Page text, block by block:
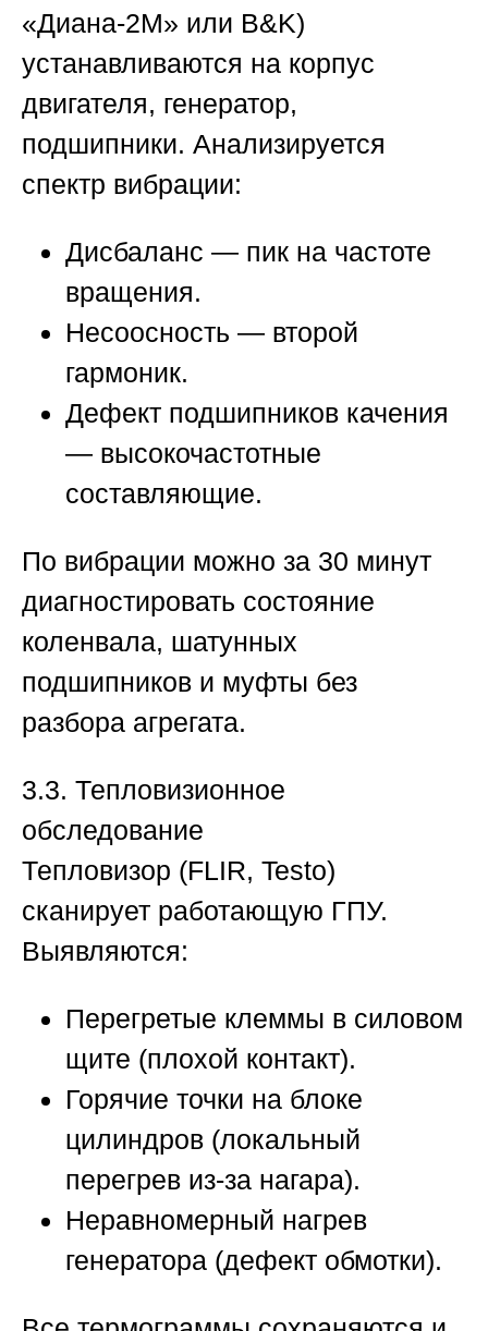
«Диана-2М» или B&K)
устанавливаются на корпус
двигателя, генератор,
подшипники. Анализируется
спектр вибрации:
Дисбаланс — пик на частоте
вращения.
Несоосность — второй
гармоник.
Дефект подшипников качения
— высокочастотные
составляющие.
По вибрации можно за 30 минут
диагностировать состояние
коленвала, шатунных
подшипников и муфты без
разбора агрегата.
3.3. Тепловизионное
обследование
Тепловизор (FLIR, Testo)
сканирует работающую ГПУ.
Выявляются:
Перегретые клеммы в силовом
щите (плохой контакт).
Горячие точки на блоке
цилиндров (локальный
перегрев из-за нагара).
Неравномерный нагрев
генератора (дефект обмотки).